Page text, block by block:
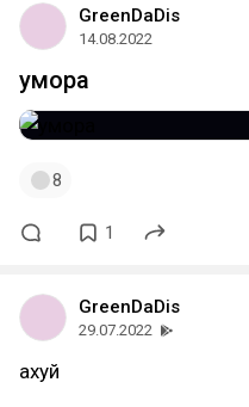
GreenDaDis
14.08.2022
умора
8
1
GreenDaDis
29.07.2022
ахуй